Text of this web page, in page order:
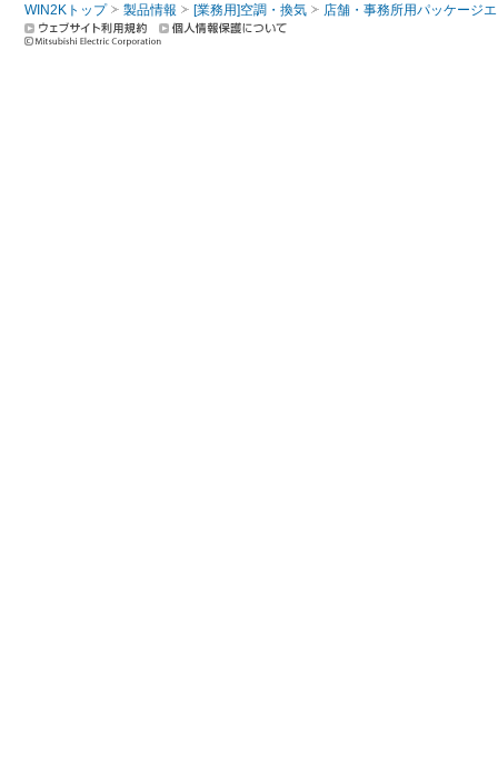
WIN2Kトップ 製品情報 [業務用]空調・換気 店舗・事務所用パッケージ